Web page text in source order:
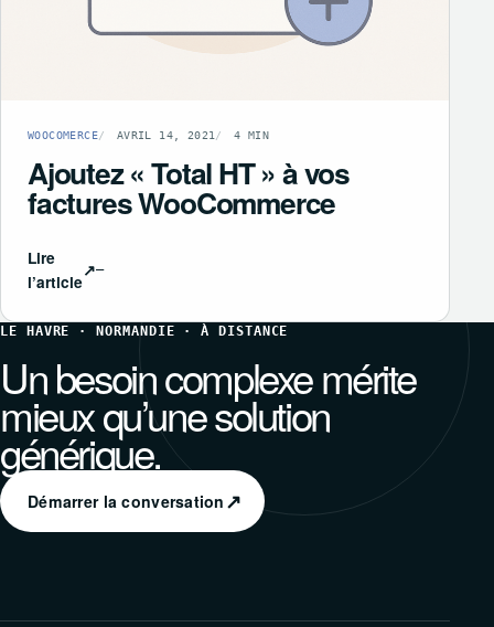
WOOCOMERCE AVRIL 14, 2021 4 MIN
Ajoutez « Total HT » à vos
factures WooCommerce
Lire
l’article
↗
LE HAVRE · NORMANDIE · À DISTANCE
Un besoin complexe mérite
mieux qu’une solution
générique.
Démarrer la conversation ↗